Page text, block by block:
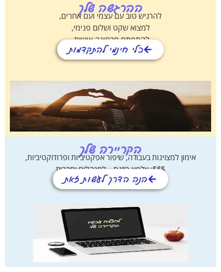
ההרגשה שלך
להרגיש טוב עם עצמי ועם אחרים,
למצוא שקט ושלום פנימי,
להתפתח מבחינה אישית.
כלי חינמי להתקדמות
הקריירה שלך
בעבודה, שיפור אפקטיביות ופרודוקטיביות,
$$$: אלפא ביזנס – למנהלים וחברות
הנה הדרך לעשות זאת